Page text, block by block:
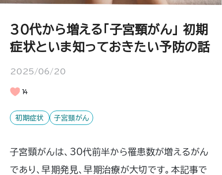
30代から増える「子宮頸がん」 初期
症状といま知っておきたい予防の話
2025/06/20
14
初期症状 子宮頸がん
子宮頸がんは、30代前半から罹患数が増えるがん
であり、早期発見、早期治療が大切です。本記事で